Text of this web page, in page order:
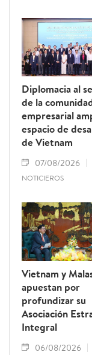
Diplomacia al
de la
empresarial
espacio de
de Vietnam
07/08/2026
NOTICIEROS
Vietnam y
apuestan por
profundizar su
Asociación
Integral
06/08/2026